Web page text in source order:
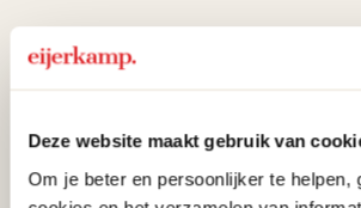
Deze website maakt gebruik van
Om je beter en persoonlijker te
'Weer verliefd op je huis'
slaap- en designcollecties
samengesteld met de